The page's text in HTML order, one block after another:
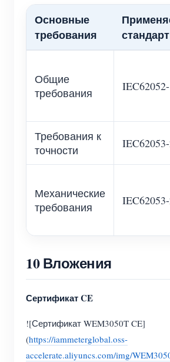
Основные
требования
стандарт
Общие
требования
Требования к
точности
Механические
требования
10 Вложения
Сертификат CE
![Сертификат WEM3050T CE]
(https://iammeterglobal.oss-
accelerate.aliyuncs.com/img/